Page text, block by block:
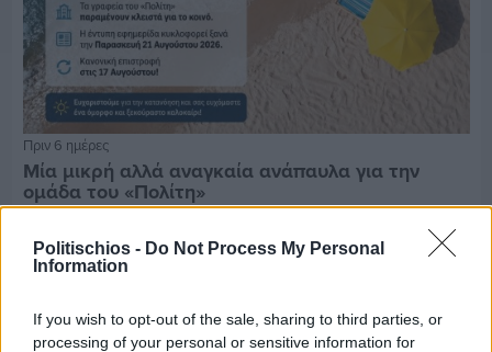
Politischios - Do Not Process My Personal
Information
If you wish to opt-out of the sale, sharing to third parties, or
processing of your personal or sensitive information for
Πριν 6 ημέρες
Μία μικρή αλλά αναγκαία ανάπαυλα για την
ομάδα του «Πολίτη»